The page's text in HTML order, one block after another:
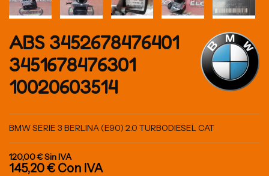
ABS 3452678476401
3451678476301
10020603514
BMW SERIE 3 BERLINA (E90) 2.0 TURBODIESEL CAT
120,00 €Sin IVA
145,20 € Con IVA